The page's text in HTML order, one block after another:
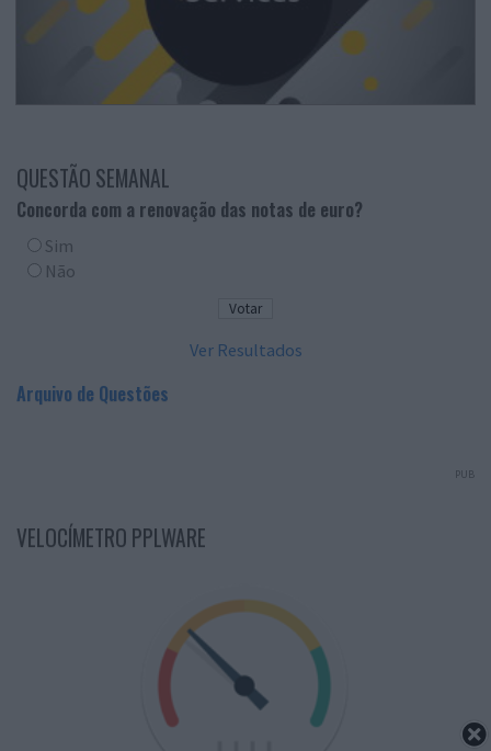
QUESTÃO SEMANAL
Concorda com a renovação das notas de euro?
Sim
Não
Ver Resultados
Arquivo de Questões
PUB
VELOCÍMETRO PPLWARE